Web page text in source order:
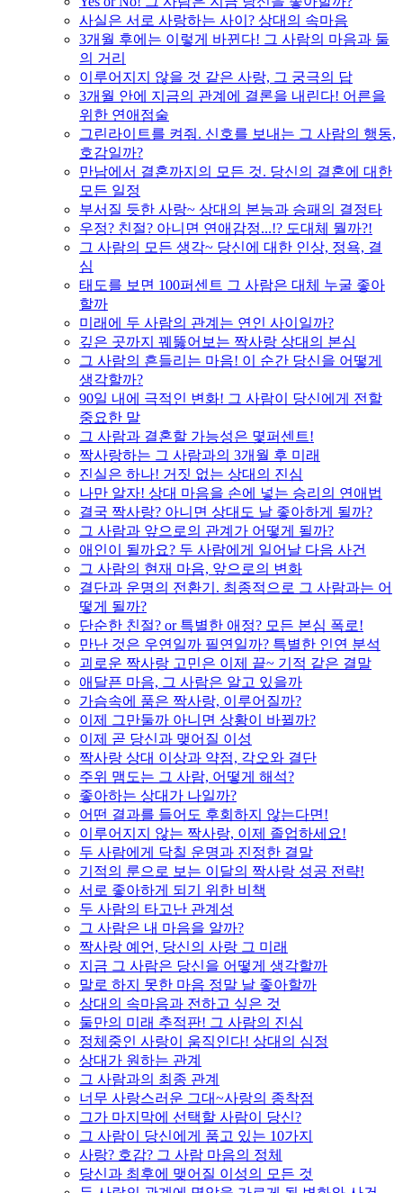
사실은 서로 사랑하는 사이? 상대의 속마음
3개월 후에는 이렇게 바뀐다! 그 사람의 마음과 둘
의 거리
이루어지지 않을 것 같은 사랑, 그 궁극의 답
3개월 안에 지금의 관계에 결론을 내린다! 어른을
위한 연애점술
그린라이트를 켜줘. 신호를 보내는 그 사람의 행동,
호감일까?
만남에서 결혼까지의 모든 것. 당신의 결혼에 대한
모든 일정
부서질 듯한 사랑~ 상대의 본능과 승패의 결정타
우정? 친절? 아니면 연애감정...!? 도대체 뭘까?!
그 사람의 모든 생각~ 당신에 대한 인상, 정욕, 결
심
태도를 보면 100퍼센트 그 사람은 대체 누굴 좋아
할까
미래에 두 사람의 관계는 연인 사이일까?
깊은 곳까지 꿰뚫어보는 짝사랑 상대의 본심
그 사람의 흔들리는 마음! 이 순간 당신을 어떻게
생각할까?
90일 내에 극적인 변화! 그 사람이 당신에게 전할
중요한 말
그 사람과 결혼할 가능성은 몇퍼센트!
짝사랑하는 그 사람과의 3개월 후 미래
진실은 하나! 거짓 없는 상대의 진심
나만 알자! 상대 마음을 손에 넣는 승리의 연애법
결국 짝사랑? 아니면 상대도 날 좋아하게 될까?
그 사람과 앞으로의 관계가 어떻게 될까?
애인이 될까요? 두 사람에게 일어날 다음 사건
그 사람의 현재 마음, 앞으로의 변화
결단과 운명의 전환기. 최종적으로 그 사람과는 어
떻게 될까?
단순한 친절? or 특별한 애정? 모든 본심 폭로!
만난 것은 우연일까 필연일까? 특별한 인연 분석
괴로운 짝사랑 고민은 이제 끝~ 기적 같은 결말
애달픈 마음, 그 사람은 알고 있을까
가슴속에 품은 짝사랑, 이루어질까?
이제 그만둘까 아니면 상황이 바뀔까?
이제 곧 당신과 맺어질 이성
짝사랑 상대 이상과 약점, 각오와 결단
주위 맴도는 그 사람, 어떻게 해석?
좋아하는 상대가 나일까?
어떤 결과를 들어도 후회하지 않는다면!
이루어지지 않는 짝사랑, 이제 졸업하세요!
두 사람에게 닥칠 운명과 진정한 결말
기적의 룬으로 보는 이달의 짝사랑 성공 전략!
서로 좋아하게 되기 위한 비책
두 사람의 타고난 관계성
그 사람은 내 마음을 알까?
짝사랑 예언, 당신의 사랑 그 미래
지금 그 사람은 당신을 어떻게 생각할까
말로 하지 못한 마음 정말 날 좋아할까
상대의 속마음과 전하고 싶은 것
둘만의 미래 추적판! 그 사람의 진심
정체중인 사랑이 움직인다! 상대의 심정
상대가 원하는 관계
그 사람과의 최종 관계
너무 사랑스러운 그대~사랑의 종착점
그가 마지막에 선택할 사람이 당신?
그 사람이 당신에게 품고 있는 10가지
사랑? 호감? 그 사람 마음의 정체
당신과 최후에 맺어질 이성의 모든 것